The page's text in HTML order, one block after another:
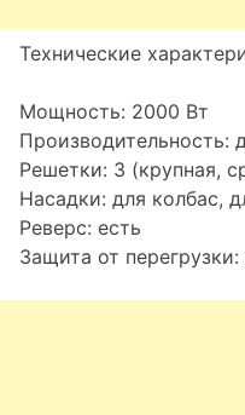
Технические
Мощность: 2000 Вт
Производительность:
Решетки: 3 (крупная,
Насадки: для колбас,
Реверс: есть
Защита от перегрузки: